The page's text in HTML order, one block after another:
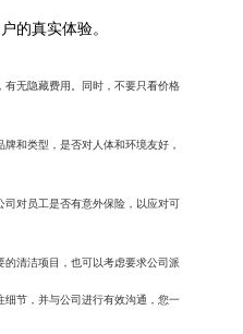
的真实体验。
无隐藏费用。同时，不要只看价格
和类型，是否对人体和环境友好，
对员工是否有意外保险，以应对可
清洁项目，也可以考虑要求公司派
节，并与公司进行有效沟通，您一